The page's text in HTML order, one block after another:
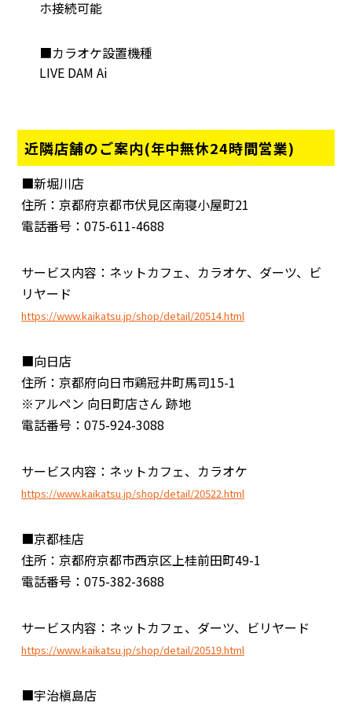
ホ接続可能
■カラオケ設置機種
LIVE DAM Ai
近隣店舗のご案内(年中無休24時間営業)
■新堀川店
住所：京都府京都市伏見区南寝小屋町21
電話番号：075-611-4688
サービス内容：ネットカフェ、カラオケ、ダーツ、ビ
リヤード
https://www.kaikatsu.jp/shop/detail/20514.html
■向日店
住所：京都府向日市鶏冠井町馬司15-1
※アルペン 向日町店さん 跡地
電話番号：075-924-3088
サービス内容：ネットカフェ、カラオケ
https://www.kaikatsu.jp/shop/detail/20522.html
■京都桂店
住所：京都府京都市西京区上桂前田町49-1
電話番号：075-382-3688
サービス内容：ネットカフェ、ダーツ、ビリヤード
https://www.kaikatsu.jp/shop/detail/20519.html
■宇治槇島店